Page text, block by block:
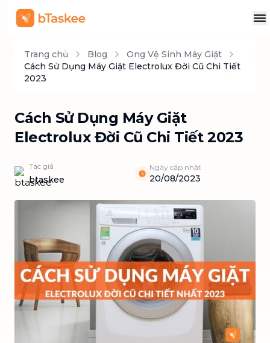
Trang chủ Blog
Ong Vệ Sinh Máy Giặt
Cách Sử Dụng Máy Giặt Electrolux Đời Cũ Chi Tiết
2023
Cách Sử Dụng Máy Giặt
Electrolux Đời Cũ Chi Tiết 2023
Tác giả
btaskee
Ngày cập nhật
20/08/2023